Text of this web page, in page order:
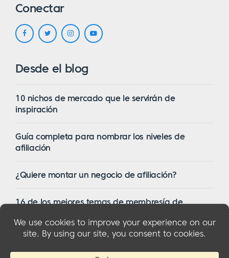
Conectar
Desde el blog
10 nichos de mercado que le servirán de
inspiración
Guía completa para nombrar los niveles de
afiliación
¿Quiere montar un negocio de afiliación?
16 de los mejores temas de membresía de